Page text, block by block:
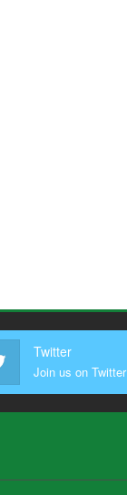
Twitter
Join us on Twitter